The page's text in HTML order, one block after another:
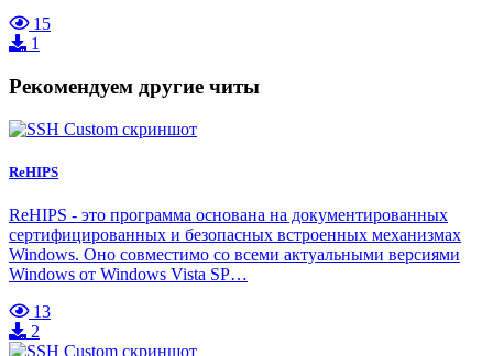
15
1
Рекомендуем другие читы
ReHIPS
ReHIPS - это программа основана на документированных
сертифицированных и безопасных встроенных механизмах
Windows. Оно совместимо со всеми актуальными версиями
Windows от Windows Vista SP…
13
2